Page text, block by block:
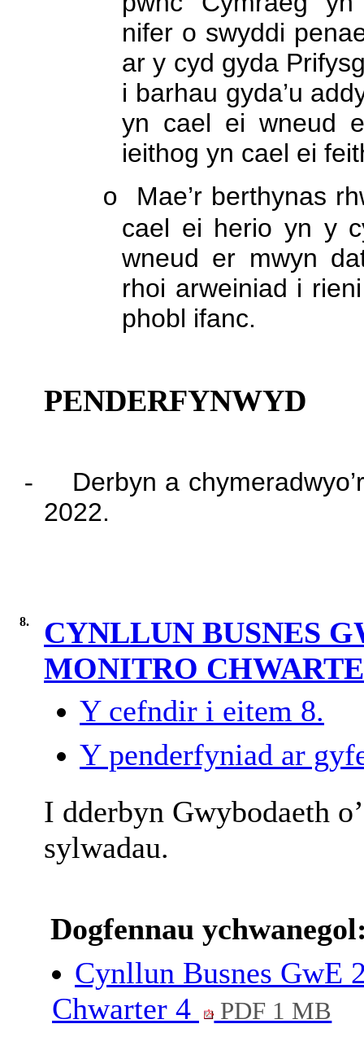
nifer o swyddi
ar y cyd gyda
i barhau gyda’u
yn cael ei wneud
ieithog yn cael ei
o
Mae’r berthynas
cael ei herio yn y
wneud er mwyn
rhoi arweiniad i
phobl ifanc.
PENDERFYNWYD
-
Derbyn a
2022.
8.
CYNLLUN BUSNES
MONITRO
Y cefndir i eitem 8.
Y penderfyniad ar
I dderbyn Gwybodaeth
sylwadau.
Dogfennau
Cynllun Busnes GwE
Chwarter 4
PDF 1 MB